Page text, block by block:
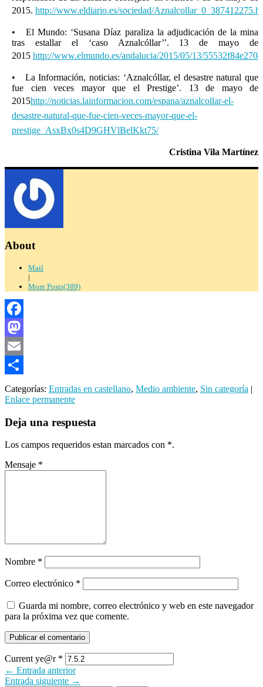
2015. http://www.eldiario.es/sociedad/
• El Mundo: ‘Susana Díaz paraliza la adjudicación de la mina
tras estallar el ‘caso Aznalcóllar’’. 13 de mayo de
2015 http://www.elmundo.es/andalucia/2015/05/13/
• La Información, noticias: ‘Aznalcóllar, el desastre natural que
fue cien veces mayor que el Prestige’. 13 de mayo de
2015http://noticias.lainformacion.com/espana/aznalcollar-el-
desastre-natural-que-fue-cien-veces-mayor-que-el-
prestige_AsxBx0s4D9GHVlBelKkt75/
Cristina Vila Martínez
About
Mail
|
More Posts(389)
Facebook
Mastodon
Email
Compartir
Categorías: Entradas en castellano, Medio ambiente, Sin categoría |
Enlace permanente
Deja una respuesta
Los campos requeridos estan marcados con *.
Mensaje *
Nombre *
Correo electrónico *
Guarda mi nombre, correo electrónico y web en este navegador
para la próxima vez que comente.
Current ye@r *
← Entrada anterior
Entrada siguiente →